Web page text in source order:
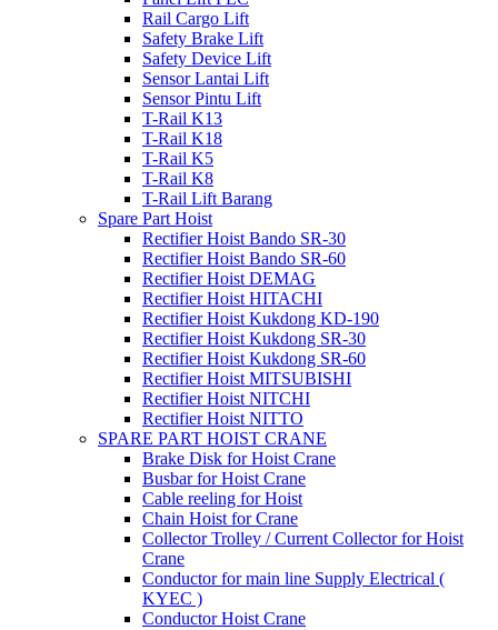
Rail Cargo Lift
Safety Brake Lift
Safety Device Lift
Sensor Lantai Lift
Sensor Pintu Lift
T-Rail K13
T-Rail K18
T-Rail K5
T-Rail K8
T-Rail Lift Barang
Spare Part Hoist
Rectifier Hoist Bando SR-30
Rectifier Hoist Bando SR-60
Rectifier Hoist DEMAG
Rectifier Hoist HITACHI
Rectifier Hoist Kukdong KD-190
Rectifier Hoist Kukdong SR-30
Rectifier Hoist Kukdong SR-60
Rectifier Hoist MITSUBISHI
Rectifier Hoist NITCHI
Rectifier Hoist NITTO
SPARE PART HOIST CRANE
Brake Disk for Hoist Crane
Busbar for Hoist Crane
Cable reeling for Hoist
Chain Hoist for Crane
Collector Trolley / Current Collector for Hoist
Crane
Conductor for main line Supply Electrical (
KYEC )
Conductor Hoist Crane